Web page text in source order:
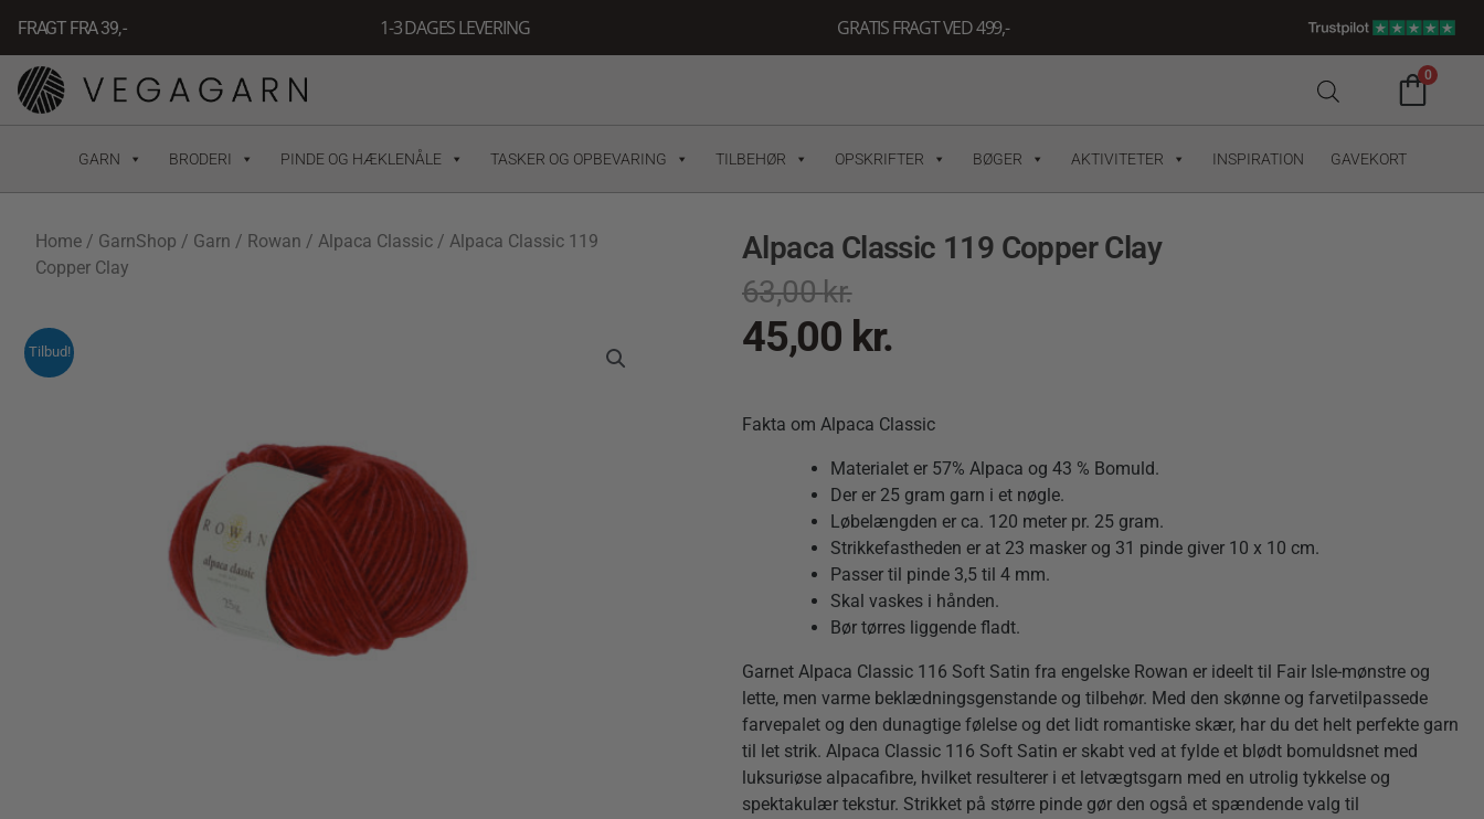
indholdet
FRAGT FRA 39, - 1-3 DAGES LEVERING GRATIS FRAGT VED 499,-
0
GARN BRODERI PINDE OG HÆKLENÅLE TASKER OG OPBEVARING TILBEHØR OPSKRIFTER BØGER AKTIVITETER INSPIRATION GAVEKORT
Home / GarnShop / Garn / Rowan / Alpaca Classic / Alpaca Classic 119
Copper Clay
Tilbud!
Alpaca Classic 119 Copper Clay
63,00kr.
45,00 kr.
Fakta om Alpaca Classic
Materialet er 57% Alpaca og 43 % Bomuld.
Der er 25 gram garn i et nøgle.
Løbelængden er ca. 120 meter pr. 25 gram.
Strikkefastheden er at 23 masker og 31 pinde giver 10 x 10 cm.
Passer til pinde 3,5 til 4 mm.
Skal vaskes i hånden.
Bør tørres liggende fladt.
Garnet Alpaca Classic 116 Soft Satin fra engelske Rowan er ideelt til Fair Isle-mønstre og
lette, men varme beklædningsgenstande og tilbehør. Med den skønne og farvetilpassede
farvepalet og den dunagtige følelse og det lidt romantiske skær, har du det helt perfekte garn
til let strik. Alpaca Classic 116 Soft Satin er skabt ved at fylde et blødt bomuldsnet med
luksuriøse alpacafibre, hvilket resulterer i et letvægtsgarn med en utrolig tykkelse og
spektakulær tekstur. Strikket på større pinde gør den også et spændende valg til